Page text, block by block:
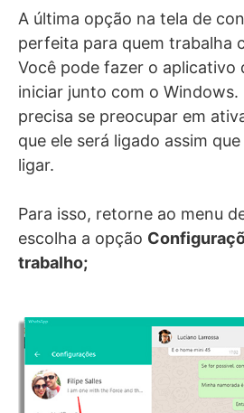
A última opção na tela de
perfeita para quem trabalha
Você pode fazer o aplicativo
iniciar junto com o Windows.
precisa se preocupar em
que ele será ligado assim
ligar.
Para isso, retorne ao menu
escolha a opção
trabalho;